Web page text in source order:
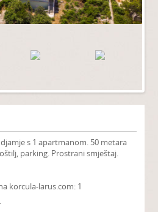
s 1 apartmanom. 50 metara
parking. Prostrani smještaj.
korcula-larus.com: 1